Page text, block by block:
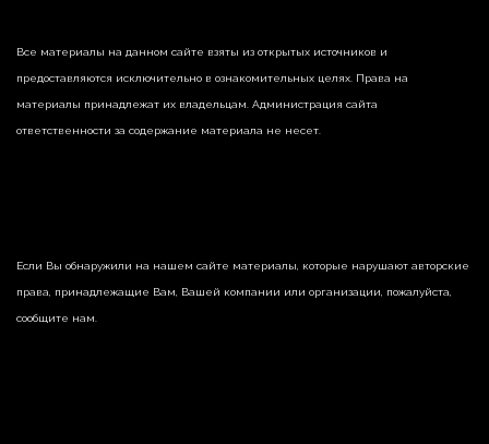
Все материалы на данном сайте взяты из открытых источников и
предоставляются исключительно в ознакомительных целях. Права на
материалы принадлежат их владельцам. Администрация сайта
ответственности за содержание материала не несет.
Если Вы обнаружили на нашем сайте материалы, которые нарушают авторские
права, принадлежащие Вам, Вашей компании или организации, пожалуйста,
сообщите нам.